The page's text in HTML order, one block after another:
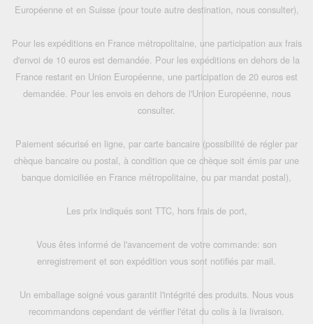
Européenne et en Suisse (pour toute autre destination, nous consulter),
Pour les expéditions en France métropolitaine, une participation aux frais
d'envoi de 10 euros est demandée. Pour les expéditions en dehors de la
France restant en Union Européenne, une participation de 20 euros est
demandée. Pour les envois en dehors de l'Union Européenne, nous
consulter.
Paiement sécurisé en ligne, par carte bancaire (possibilité de régler par
chèque bancaire ou postal, à condition que ce chèque soit émis par une
banque domiciliée en France métropolitaine, ou par mandat postal),
Les prix indiqués sont TTC, hors frais de port,
Vous êtes informé de l'avancement de votre commande: son
enregistrement et son expédition vous sont notifiés par mail.
Un emballage soigné vous garantit l'intégrité des produits. Nous vous
recommandons cependant de vérifier l'état du colis à la livraison.